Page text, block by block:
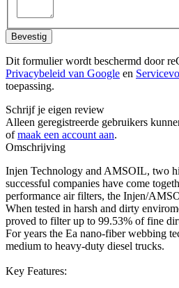
Bevestig
Dit formulier wordt beschermd door
Privacybeleid van Google en
toepassing.
Schrijf je eigen review
Alleen geregistreerde gebruikers
ofmaak een account aan.
Omschrijving
Injen Technology and AMSOIL, two
successful companies have come
performance air filters, the Injen/
When tested in harsh and dirty
proved to filter up to 99.53% of fine
For years the Ea nano-fiber webbing
medium to heavy-duty diesel trucks.
Key Features: